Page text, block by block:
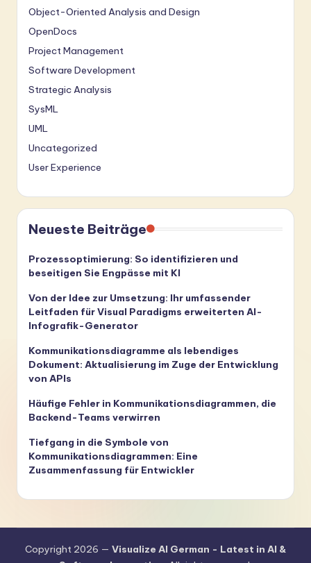
Object-Oriented Analysis and Design
OpenDocs
Project Management
Software Development
Strategic Analysis
SysML
UML
Uncategorized
User Experience
Neueste Beiträge
Prozessoptimierung: So identifizieren und
beseitigen Sie Engpässe mit KI
Von der Idee zur Umsetzung: Ihr umfassender
Leitfaden für Visual Paradigms erweiterten AI-
Infografik-Generator
Kommunikationsdiagramme als lebendiges
Dokument: Aktualisierung im Zuge der Entwicklung
von APIs
Häufige Fehler in Kommunikationsdiagrammen, die
Backend-Teams verwirren
Tiefgang in die Symbole von
Kommunikationsdiagrammen: Eine
Zusammenfassung für Entwickler
Copyright 2026 — Visualize AI German - Latest in AI &